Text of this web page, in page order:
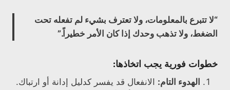
“لا تتبرع بالمعلومات، ولا تعترف بشيء لم تفعله تحت
الضغط، ولا تذهب وحدك إذا كان الأمر خطيراً.”
خطوات فورية يجب اتخاذها:
الهدوء التام: الانفعال قد يفسر كدليل إدانة أو ارتباك.